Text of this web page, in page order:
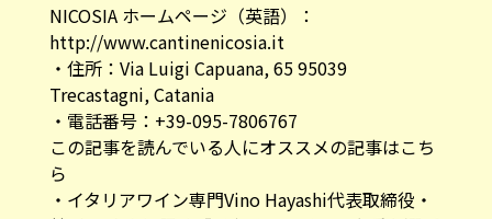
NICOSIA ホームページ（英語）：
http://www.cantinenicosia.it
・住所：Via Luigi Capuana, 65 95039
Trecastagni, Catania
・電話番号：+39-095-7806767
この記事を読んでいる人にオススメの記事はこち
ら
・ イタリアワイン専門Vino Hayashi代表取締役・